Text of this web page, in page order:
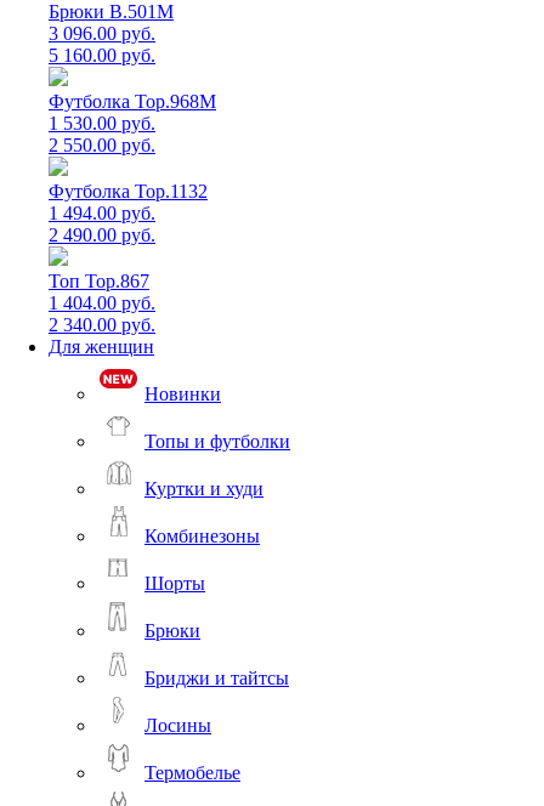
Брюки B.501M
3 096.00 руб.
5 160.00 руб.
Футболка Top.968M
1 530.00 руб.
2 550.00 руб.
Футболка Top.1132
1 494.00 руб.
2 490.00 руб.
Топ Top.867
1 404.00 руб.
2 340.00 руб.
Для женщин
Новинки
Топы и футболки
Куртки и худи
Комбинезоны
Шорты
Брюки
Бриджи и тайтсы
Лосины
Термобелье